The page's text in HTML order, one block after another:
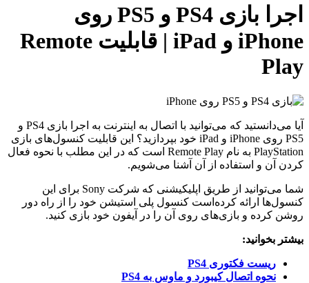
اجرا بازی PS4 و PS5 روی
iPhone و iPad | قابلیت Remote
Play
آیا می‌دانستید که می‌توانید با اتصال به اینترنت به اجرا بازی PS4 و
PS5 روی iPhone و iPad خود بپردازید؟ این قابلیت کنسول‌های بازی
PlayStation به نام Remote Play است که در این مطلب با نحوه فعال
کردن آن‌ و استفاده از آن آشنا می‌شویم.
شما می‌توانید از طریق اپلیکیشنی که شرکت Sony برای این
کنسول‌ها ارائه کرده‌است کنسول پلی استیشن خود را از راه دور
روشن کرده و بازی‌های روی آن را در آیفون خود بازی کنید.
بیشتر بخوانید:
ریست فکتوری PS4
نحوه اتصال کیبورد و ماوس به PS4